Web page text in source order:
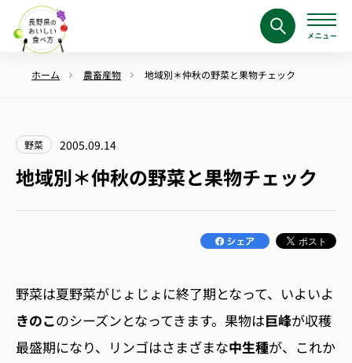
ホーム 農畜産物 地域別＊仲秋の野菜と果物チェック
野菜 2005.09.14
地域別＊仲秋の野菜と果物チェック
野菜は夏野菜がじょじょに終了期となって、いよいよ
きのこのシーズンとなってきます。果物は巨峰が収穫
最盛期になり、リンゴはさまざまな中生種が、これか